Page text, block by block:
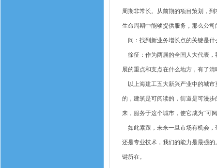
周期非常长。从前期的项目策划，
生命周期中能够提供服务，那么公
问：找到新业务增长点的关键是什
徐征：作为两届的全国人大代表，
展的重点和支点在什么地方，有了
以上海建工五大新兴产业中的城市
的，建筑是可阅读的，街道是可漫
来，服务于这个城市，使它成为“可
如此紧跟，未来一旦市场有机会，
还是专业技术，我们的能力是最强
键所在。